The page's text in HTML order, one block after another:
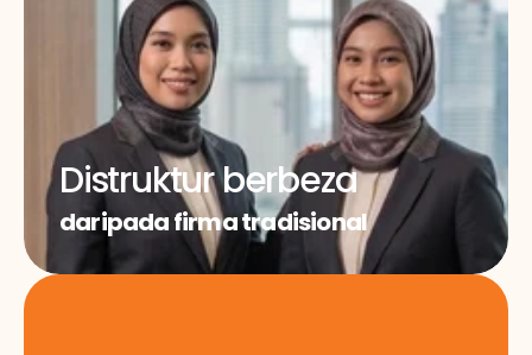
Distruktur berbeza
daripada firma tradisional